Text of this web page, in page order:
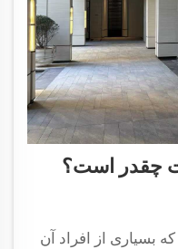
چقدر است؟
بسیاری از افراد آن